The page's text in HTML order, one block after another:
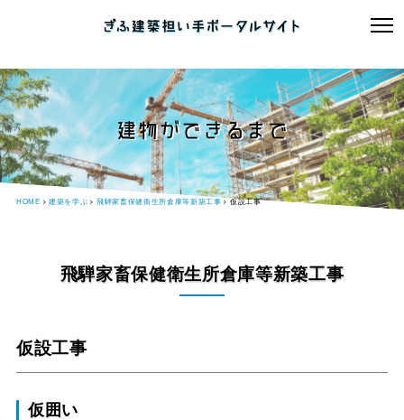
建物ができるまで
HOME 建築を学ぶ 飛騨家畜保健衛生所倉庫等新築工事 仮設工事
飛騨家畜保健衛生所倉庫等新築工事
仮設工事
仮囲い